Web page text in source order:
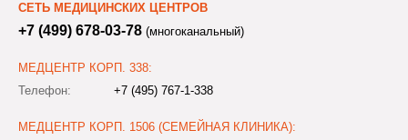
СЕТЬ МЕДИЦИНСКИХ ЦЕНТРОВ
+7 (499) 678-03-78 (многоканальный)
МЕДЦЕНТР КОРП. 338:
Телефон:
+7 (495) 767-1-338
МЕДЦЕНТР КОРП. 1506 (СЕМЕЙНАЯ КЛИНИКА):